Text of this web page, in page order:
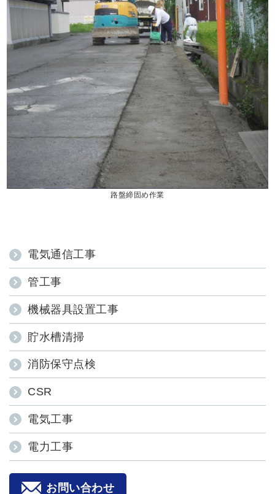
路盤締固め作業
電気通信工事
管工事
機械器具設置工事
貯水槽清掃
消防保守点検
CSR
電気工事
電力工事
お問い合わせ